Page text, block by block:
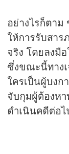
อย่างไรก็ตาม
ให้การรับสา
จริง โดยลงมื
ซึ่งขณะนี้ทาง
ใครเป็นผู้บง
จับกุมผู้ต้องห
ดำเนินคดีต่อไ